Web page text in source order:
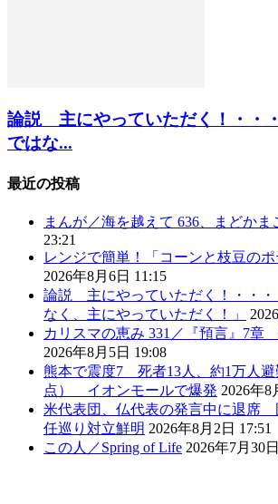
論説 主にやっていただく！・・
ではな...
最近の投稿
まんが／海を越えて 636、まどかま
23:21
レンジで簡単！「コーンと枝豆の
2026年8月6日 11:15
論説 主にやっていただく！・・・
なく、主にやっていただく！」
カリスマの恵み 331／『預言』7章
2026年8月5日 19:08
熊本で震度7 死者13人、約1万人避
点） イオンモールで爆発 2026年8
米代表団、仏代表の発言中に退席
任巡り対立鮮明 2026年8月2日 17:51
この人／Spring of Life 2026年7月30